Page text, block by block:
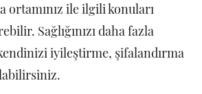
ortamınız ile ilgili konuları
Sağlığınızı daha fazla
iyileştirme, şifalandırma